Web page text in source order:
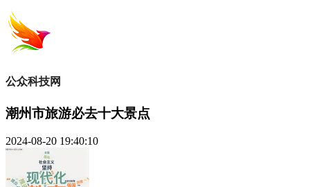
公众科技网
潮州市旅游必去十大景点
2024-08-20 19:40:10